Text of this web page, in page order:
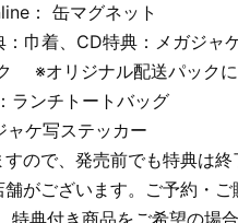
： 缶マグネット
巾着、CD特典：メガジャ
※オリジナル配送パック
ランチトートバッグ
ャケ写ステッカー
ので、発売前でも特典は終
がございます。ご予約・ご